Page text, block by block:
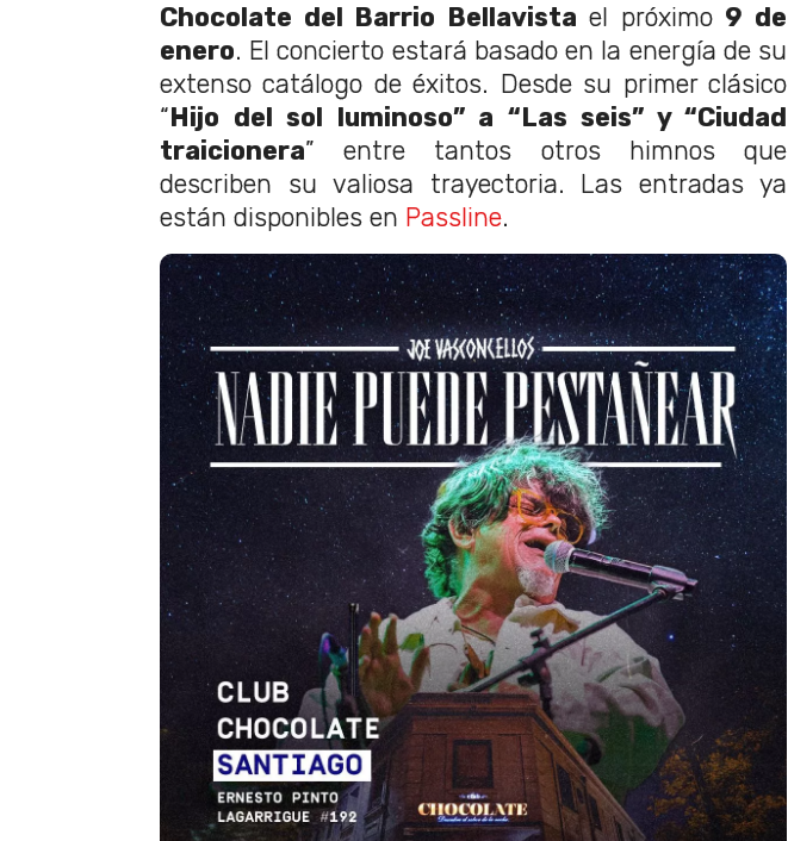
Chocolate del Barrio Bellavista el próximo 9 de
enero. El concierto estará basado en la energía de su
extenso catálogo de éxitos. Desde su primer clásico
“Hijo del sol luminoso” a “Las seis” y “Ciudad
traicionera” entre tantos otros himnos que
describen su valiosa trayectoria. Las entradas ya
están disponibles en Passline.